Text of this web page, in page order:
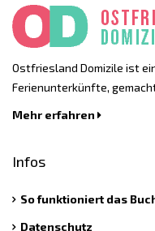
Ostfriesland Domizile ist
Ferienunterkünfte,
Mehr erfahren
Infos
So funktioniert das
Datenschutz